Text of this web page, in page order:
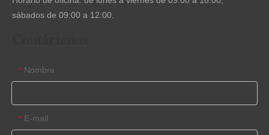
sábados de 09:00 a 12:00.
* Nombre
* E-mail